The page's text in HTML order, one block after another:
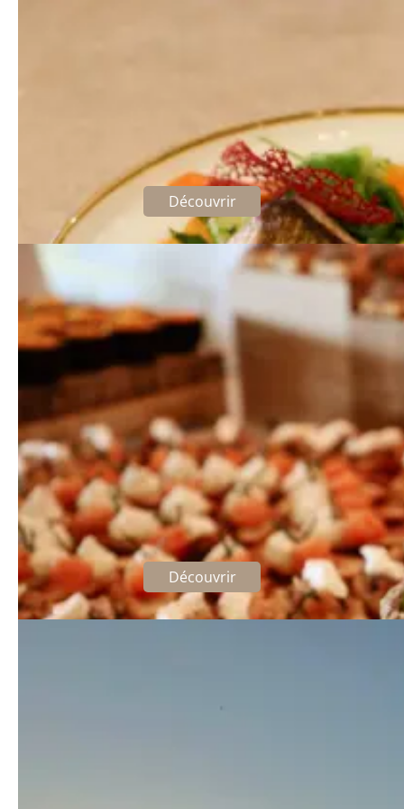
Le menu du jour
32 €
Découvrir
Apéritifs dînatoires
À partir de 15 personnes
Découvrir